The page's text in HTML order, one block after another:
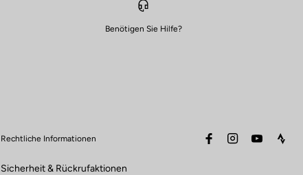
Benötigen Sie Hilfe?
Rechtliche Informationen
Sicherheit & Rückrufaktionen
facebookinstagramyoutube